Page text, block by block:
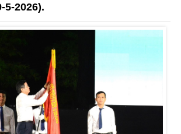
5-2026).